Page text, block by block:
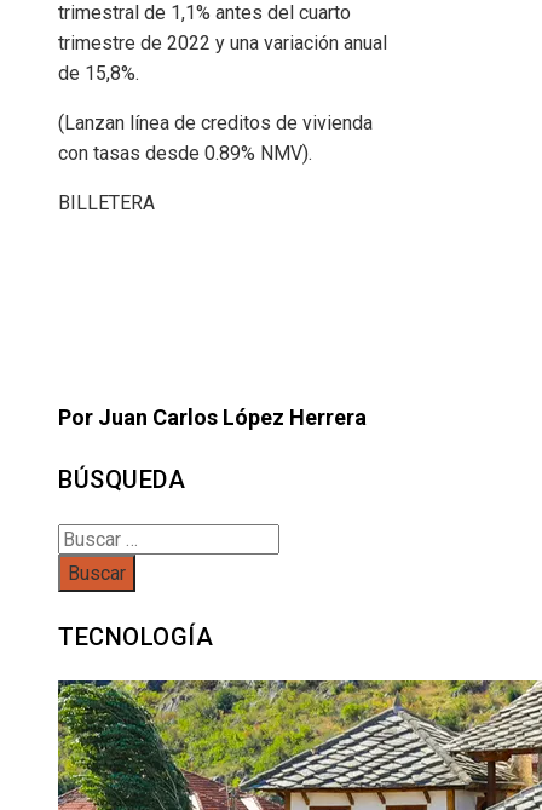
trimestral de 1,1% antes del cuarto
trimestre de 2022 y una variación anual
de 15,8%.
(Lanzan línea de creditos de vivienda
con tasas desde 0.89% NMV).
BILLETERA
Por Juan Carlos López Herrera
BÚSQUEDA
Buscar:
TECNOLOGÍA